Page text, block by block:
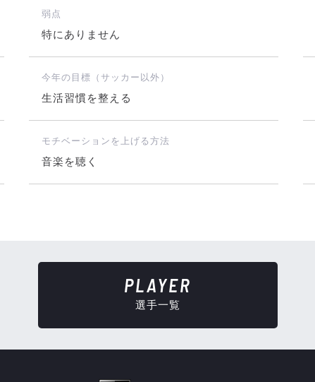
弱点
特にありません
今年の目標（サッカー以外）
生活習慣を整える
モチベーションを上げる方法
音楽を聴く
PLAYER
選手一覧